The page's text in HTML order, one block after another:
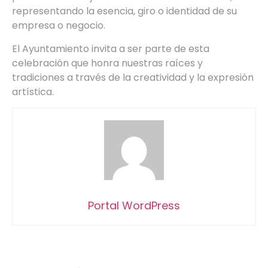
representando la esencia, giro o identidad de su
empresa o negocio.
El Ayuntamiento invita a ser parte de esta
celebración que honra nuestras raíces y
tradiciones a través de la creatividad y la expresión
artística.
Portal WordPress